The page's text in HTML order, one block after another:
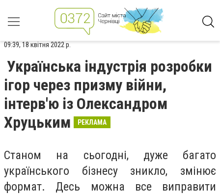
09:39, 18 квітня 2022 р.
Українська індустрія розробки
ігор через призму війни,
інтерв'ю із Олександром
Хруцьким
РЕКЛАМА
Станом на сьогодні, дуже багато
українського бізнесу зникло, змінює
формат. Десь можна все виправити